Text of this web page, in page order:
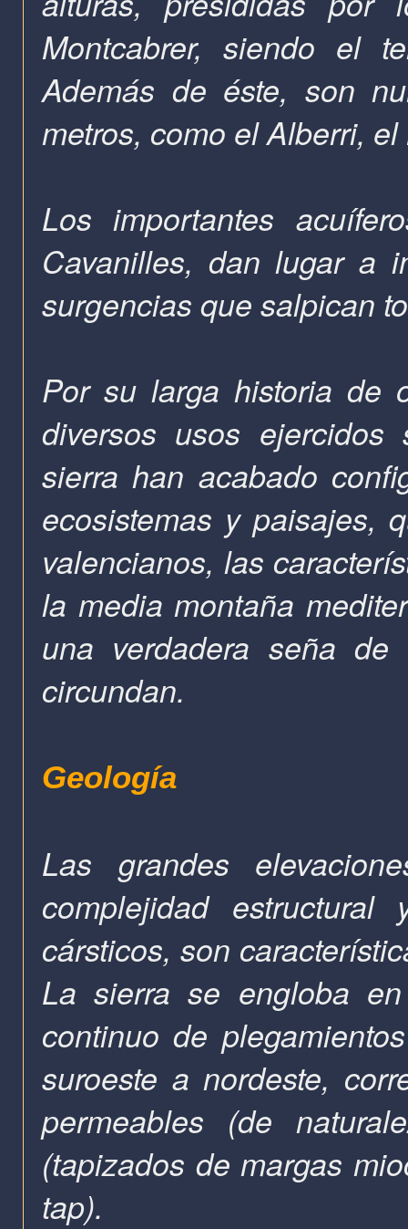
Montcabrer, siendo el
Además de éste, son
metros, como el Alberri,
Los importantes
Cavanilles, dan lugar a
surgencias que salpican
Por su larga historia de
diversos usos
sierra han acabado
ecosistemas y paisajes,
valencianos, las
la media montaña
una verdadera seña
circundan.
Geología
Las grandes
complejidad
cársticos, son
La sierra se engloba
continuo de
suroeste a nordeste,
permeables (de
(tapizados de margas
tap).